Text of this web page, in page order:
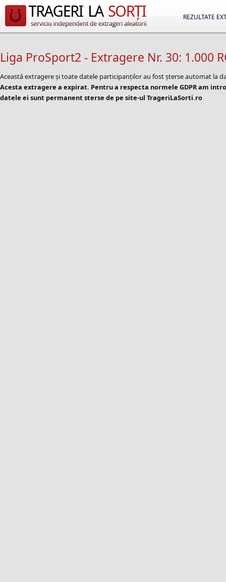
REZULTATE
Liga ProSport2 - Extragere Nr. 30: 1.000
Această extragere și toate datele participanților au fost șterse automat la
Acesta extragere a expirat. Pentru a respecta normele GDPR am
datele ei sunt permanent sterse de pe site-ul TrageriLaSorti.ro